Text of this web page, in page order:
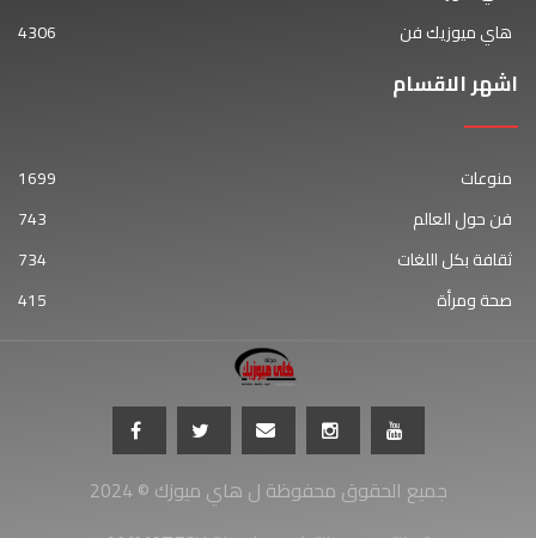
هاي ميوزيك فن
4306
اشهر الاقسام
منوعات
1699
فن حول العالم
743
ثقافة بكل اللغات
734
صحة ومرأة
415
جميع الحقوق محفوظة ل هاي ميوزك © 2024